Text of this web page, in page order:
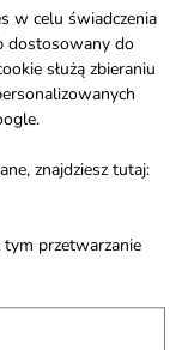

silnie
Maska
do
maska do włosów
do pielęgnacji włosów
zniszczonych i
w celu świadczenia
dostosowany do
służą zbieraniu
znajdziesz tutaj:
tym przetwarzanie